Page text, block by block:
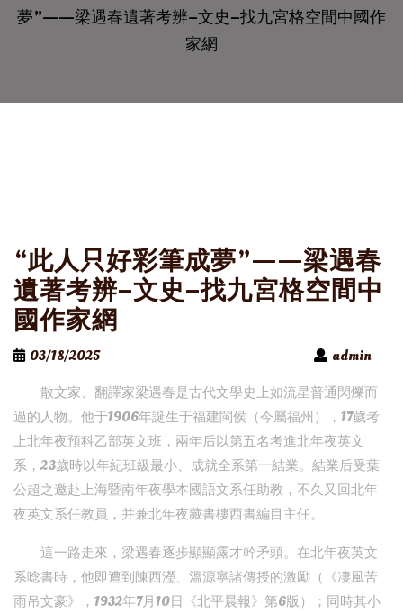
夢”——梁遇春遺著考辨–文史–找九宮格空間中國作
家網
“此人只好彩筆成夢”——梁遇春
遺著考辨–文史–找九宮格空間中
國作家網
03/18/2025
admin
散文家、翻譯家梁遇春是古代文學史上如流星普通閃爍而
過的人物。他于1906年誕生于福建閩侯（今屬福州），17歲考
上北年夜預科乙部英文班，兩年后以第五名考進北年夜英文
系，23歲時以年紀班級最小、成就全系第一結業。結業后受葉
公超之邀赴上海暨南年夜學本國語文系任助教，不久又回北年
夜英文系任教員，并兼北年夜藏書樓西書編目主任。
這一路走來，梁遇春逐步顯顯露才幹矛頭。在北年夜英文
系唸書時，他即遭到陳西瀅、溫源寧諸傳授的激勵（《凄風苦
雨吊文豪》，1932年7月10日《北平晨報》第6版）；同時其小